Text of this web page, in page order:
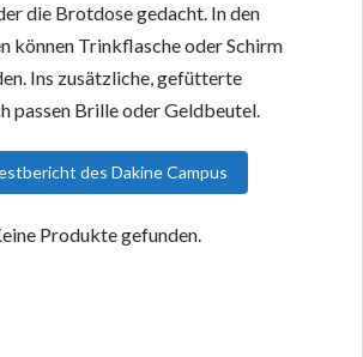
die Brotdose gedacht. In den
können Trinkflasche oder Schirm
Ins zusätzliche, gefütterte
passen Brille oder Geldbeutel.
des Dakine Campus
Produkte gefunden.